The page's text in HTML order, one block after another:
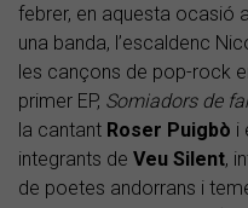
febrer, en aquesta ocasió
una banda, l’escaldenc
les cançons de pop-rock
primer EP, Somiadors de
la cantant Roser Puigbò i
integrants de Veu Silent,
de poetes andorrans i